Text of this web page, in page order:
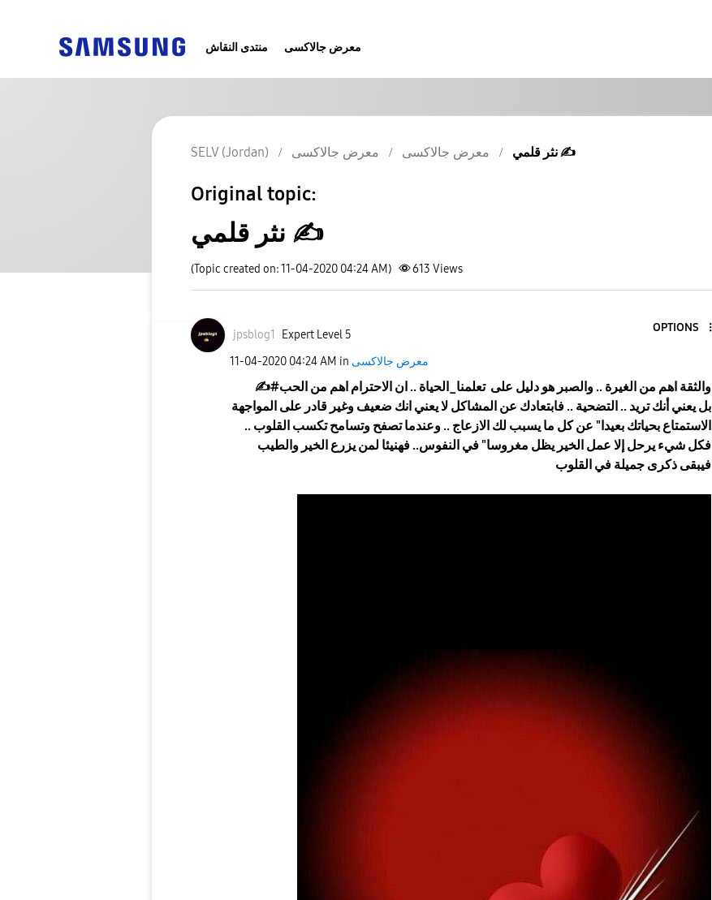
منتدى النقاش معرض جالاكسى
SELV (Jordan) معرض جالاكسى معرض جالاكسى نثر قلمي ✍
Original topic:
نثر قلمي ✍
(Topic created on: 11-04-2020 04:24 AM) 613 Views
jpsblog1 Expert Level 5
OPTIONS
‎11-04-2020 04:24 AM in معرض جالاكسى
✍#تعلمنا_الحياة .. ان الاحترام اهم من الحب ⁦ والثقة اهم من الغيرة .. والصبر هو دليل على
التضحية .. فابتعادك عن المشاكل لا يعني انك ضعيف وغير قادر على المواجهة ⁦.. بل يعني أنك تريد
الاستمتاع بحياتك بعيدا" عن كل ما يسبب لك الازعاج .. وعندما تصفح وتسامح تكسب القلوب ..
فكل شيء يرحل إلا عمل الخير يظل مغروسا" في النفوس.. فهنيئا لمن يزرع الخير والطيب
فيبقى ذكرى جميلة في القلوب